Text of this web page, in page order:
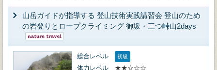
山岳ガイドが指導する 登山技術実践講習会 登山のため
の岩登りとロープクライミング 御坂・三つ峠山2days
総合レベル 初級
体力レベル
★★☆☆☆